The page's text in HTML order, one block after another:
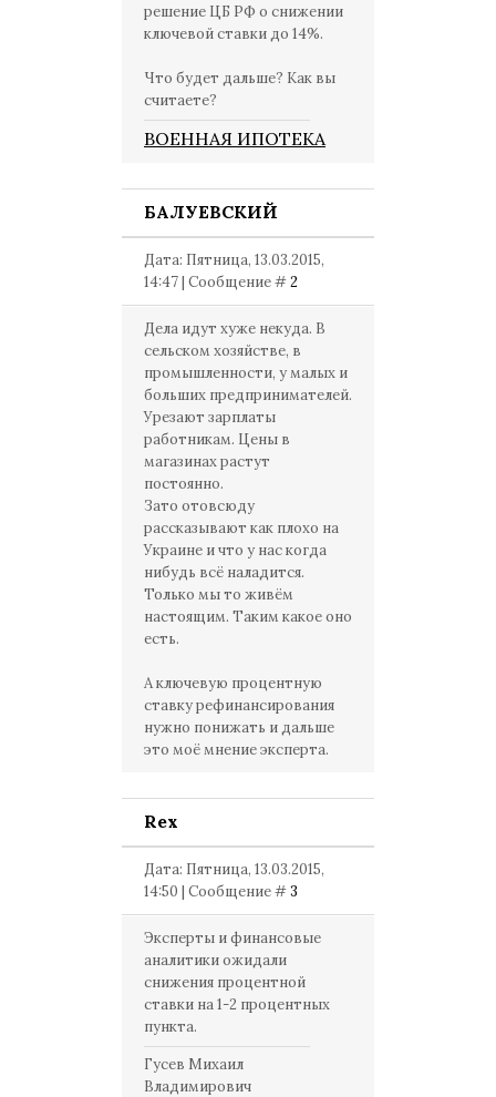
решение ЦБ РФ о снижении
ключевой ставки до 14%.
Что будет дальше? Как вы
считаете?
ВОЕННАЯ ИПОТЕКА
БАЛУЕВСКИЙ
Дата: Пятница, 13.03.2015,
14:47 | Сообщение #2
Дела идут хуже некуда. В
сельском хозяйстве, в
промышленности, у малых и
больших предпринимателей.
Урезают зарплаты
работникам. Цены в
магазинах растут
постоянно.
Зато отовсюду
рассказывают как плохо на
Украине и что у нас когда
нибудь всё наладится.
Только мы то живём
настоящим. Таким какое оно
есть.
А ключевую процентную
ставку рефинансирования
нужно понижать и дальше
это моё мнение эксперта.
Rex
Дата: Пятница, 13.03.2015,
14:50 | Сообщение #3
Эксперты и финансовые
аналитики ожидали
снижения процентной
ставки на 1-2 процентных
пункта.
Гусев Михаил
Владимирович